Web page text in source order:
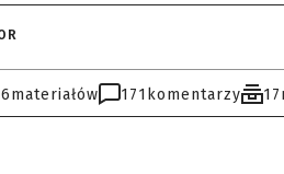
materiałów 171 komentarzy 17